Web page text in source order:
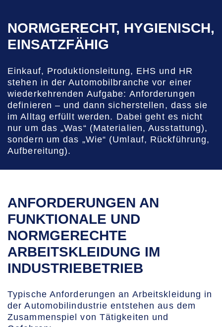
NORMGERECHT, HYGIENISCH,
EINSATZFÄHIG
Einkauf, Produktionsleitung, EHS und HR
stehen in der Automobilbranche vor einer
wiederkehrenden Aufgabe: Anforderungen
definieren – und dann sicherstellen, dass sie
im Alltag erfüllt werden. Dabei geht es nicht
nur um das „Was“ (Materialien, Ausstattung),
sondern um das „Wie“ (Umlauf, Rückführung,
Aufbereitung).
ANFORDERUNGEN AN
FUNKTIONALE UND
NORMGERECHTE
ARBEITSKLEIDUNG IM
INDUSTRIEBETRIEB
Typische Anforderungen an Arbeitskleidung in
der Automobilindustrie entstehen aus dem
Zusammenspiel von Tätigkeiten und